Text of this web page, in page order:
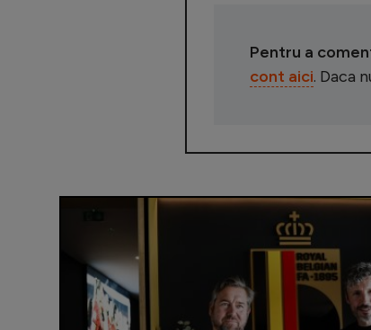
Pentru a
cont aici. Daca